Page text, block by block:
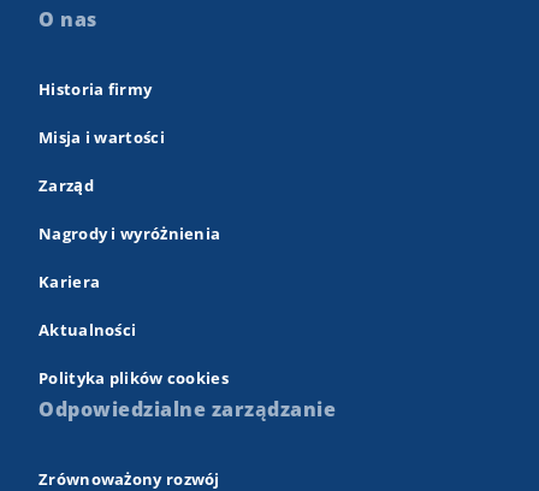
O nas
Historia firmy
Misja i wartości
Zarząd
Nagrody i wyróżnienia
Kariera
Aktualności
Polityka plików cookies
Odpowiedzialne zarządzanie
Zrównoważony rozwój